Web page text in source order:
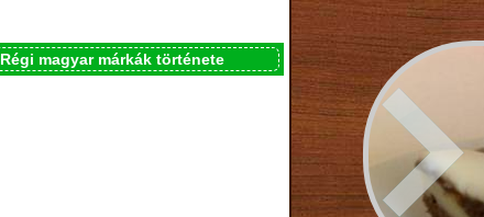
Régi magyar márkák története